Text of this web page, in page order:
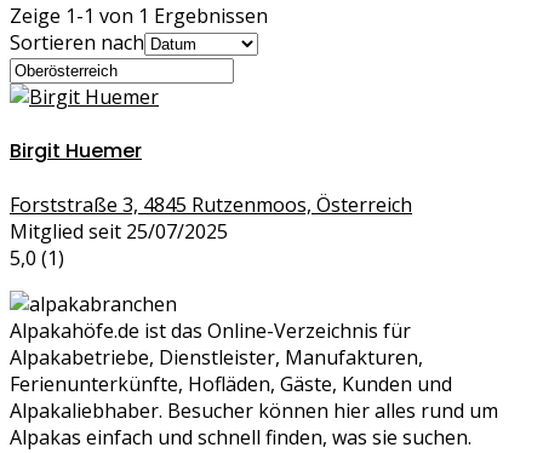
Zeige 1-1 von 1 Ergebnissen
Sortieren nach
Birgit Huemer
Forststraße 3, 4845 Rutzenmoos, Österreich
Mitglied seit 25/07/2025
5,0 (1)
Alpakahöfe.de ist das Online-Verzeichnis für
Alpakabetriebe, Dienstleister, Manufakturen,
Ferienunterkünfte, Hofläden, Gäste, Kunden und
Alpakaliebhaber. Besucher können hier alles rund um
Alpakas einfach und schnell finden, was sie suchen.